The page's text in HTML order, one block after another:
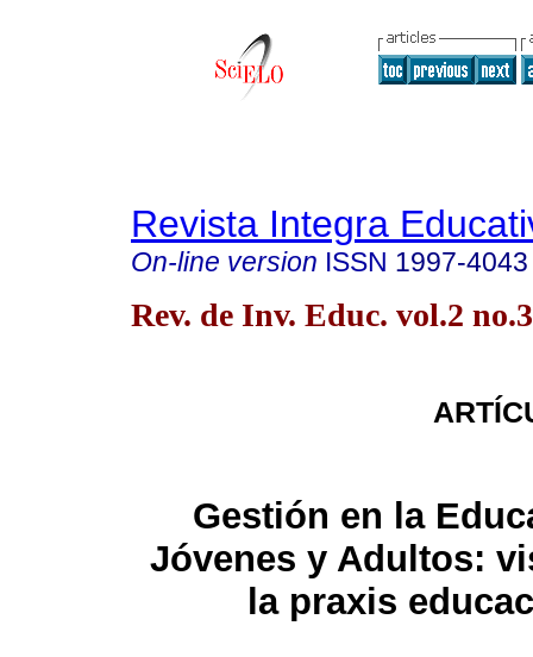
Revista Integra
On-line version ISSN 1997-4043
Rev. de Inv. Educ. vol.2
Gestión en la
Jóvenes y Adultos:
la praxis